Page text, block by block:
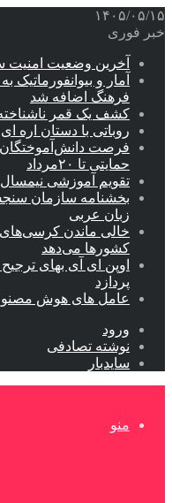
۱۴۰۵/۰۵/۱۵
خبر فوری
آخرین وضعیت امنیت
آمار و
فرهنگ اضافه شد
کشف یک قمر
روباتی با دستان اره
فرصت دانش‌آموختگان
حمایتی تا ۲۰مرداد
تقویم آموزشی
بخشنامه سازمان
زبان عربی
خالی ماندن کرسی‌های
کشورها می‌دهد
اوپن ای آی بهای
پردازد
عامل های هوش
ورود
نوشته تصادفی
سایدبار
منو